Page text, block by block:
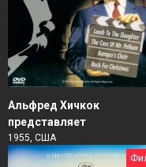
Альфред Хичкок
представляет
1955, США